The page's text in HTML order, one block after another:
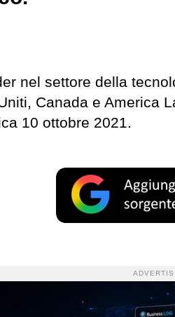
nel settore della
Canada e America
10 ottobre 2021.